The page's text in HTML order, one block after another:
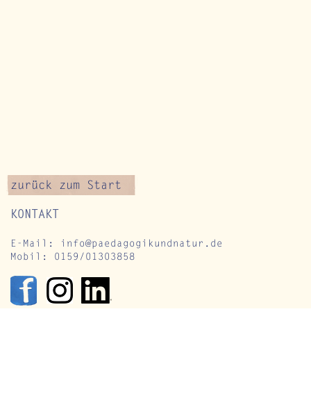
Nachtkerze
Schnecke – die
der
zurück zum Start
KONTAKT
E-Mail:
info@paedagogikundnatur.de
Mobil: 0159/01303858